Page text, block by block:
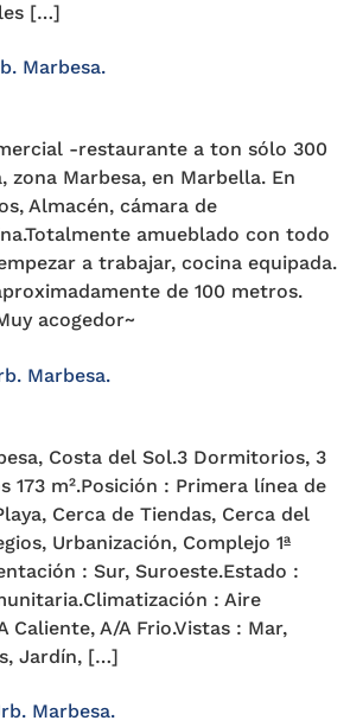
[…]
Marbesa.
-restaurante a ton sólo 300
zona Marbesa, en Marbella. En
Almacén, cámara de
amueblado con todo
a trabajar, cocina equipada.
de 100 metros.
acogedor~
Marbesa.
Costa del Sol.3 Dormitorios, 3
173 m².Posición : Primera línea de
Cerca de Tiendas, Cerca del
Urbanización, Complejo 1ª
: Sur, Suroeste.Estado :
: Aire
Caliente, A/A Frio.Vistas : Mar,
Jardín, […]
Marbesa.